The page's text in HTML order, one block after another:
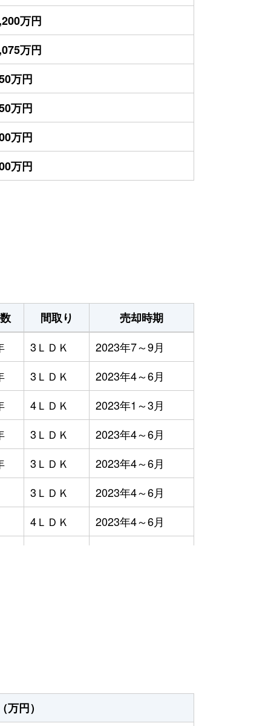
万円
万円
万円
万円
万円
万円
間取り
売却時期
3ＬＤＫ
2023年7～9月
3ＬＤＫ
2023年4～6月
4ＬＤＫ
2023年1～3月
3ＬＤＫ
2023年4～6月
3ＬＤＫ
2023年4～6月
3ＬＤＫ
2023年4～6月
4ＬＤＫ
2023年4～6月
1ＬＤＫ
2023年4～6月
万円）